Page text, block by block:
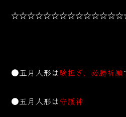
●五月人形は験担ぎ、必勝祈願
●五月人形は守護神